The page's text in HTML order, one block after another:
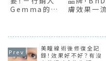
Gemma的不
膚效果一流
美瞳線術後修復全記
錄！效果好不好？有沒